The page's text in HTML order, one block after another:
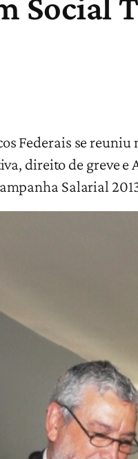
Federais se
direito de greve
Salarial